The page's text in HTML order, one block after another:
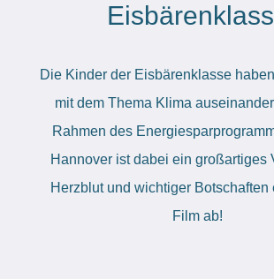
Die Kinder der Eisbärenklasse
mit dem Thema Klima
Rahmen des
Hannover ist dabei ein großartiges
Herzblut und wichtiger Botschaften
Film ab!